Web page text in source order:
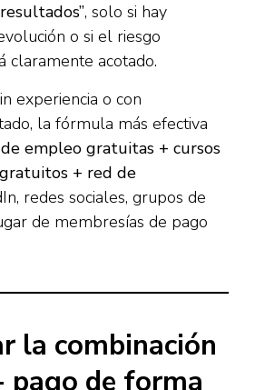
, solo si hay
o si el riesgo
claramente acotado.
experiencia o con
la fórmula más efectiva
empleo gratuitas + cursos
+ red de
redes sociales, grupos de
de membresías de pago
la combinación
de forma